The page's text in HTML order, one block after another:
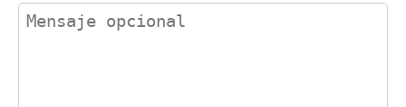
contact_message